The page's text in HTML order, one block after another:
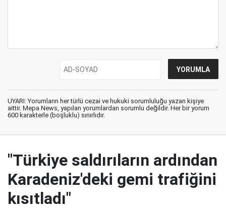
UYARI: Yorumların her türlü cezai ve hukuki sorumluluğu yazan kişiye
aittir. Mepa News, yapılan yorumlardan sorumlu değildir. Her bir yorum
600 karakterle (boşluklu) sınırlıdır.
"Türkiye saldırıların ardından
Karadeniz'deki gemi trafiğini
kısıtladı"